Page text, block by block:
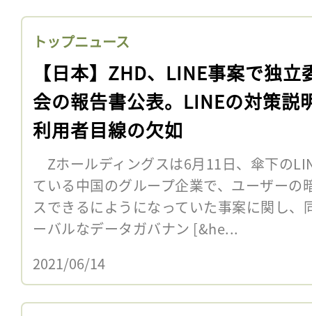
トップニュース
【日本】ZHD、LINE事案で独立
会の報告書公表。LINEの対策説
利用者目線の欠如
Zホールディングスは6月11日、傘下の
ている中国のグループ企業で、ユーザーの
スできるにようになっていた事案に関し
ーバルなデータガバナン [&he...
2021/06/14